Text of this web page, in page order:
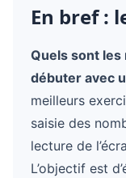
En bref :
Quels sont
débuter avec
meilleurs
saisie des
lecture de
L’objectif est